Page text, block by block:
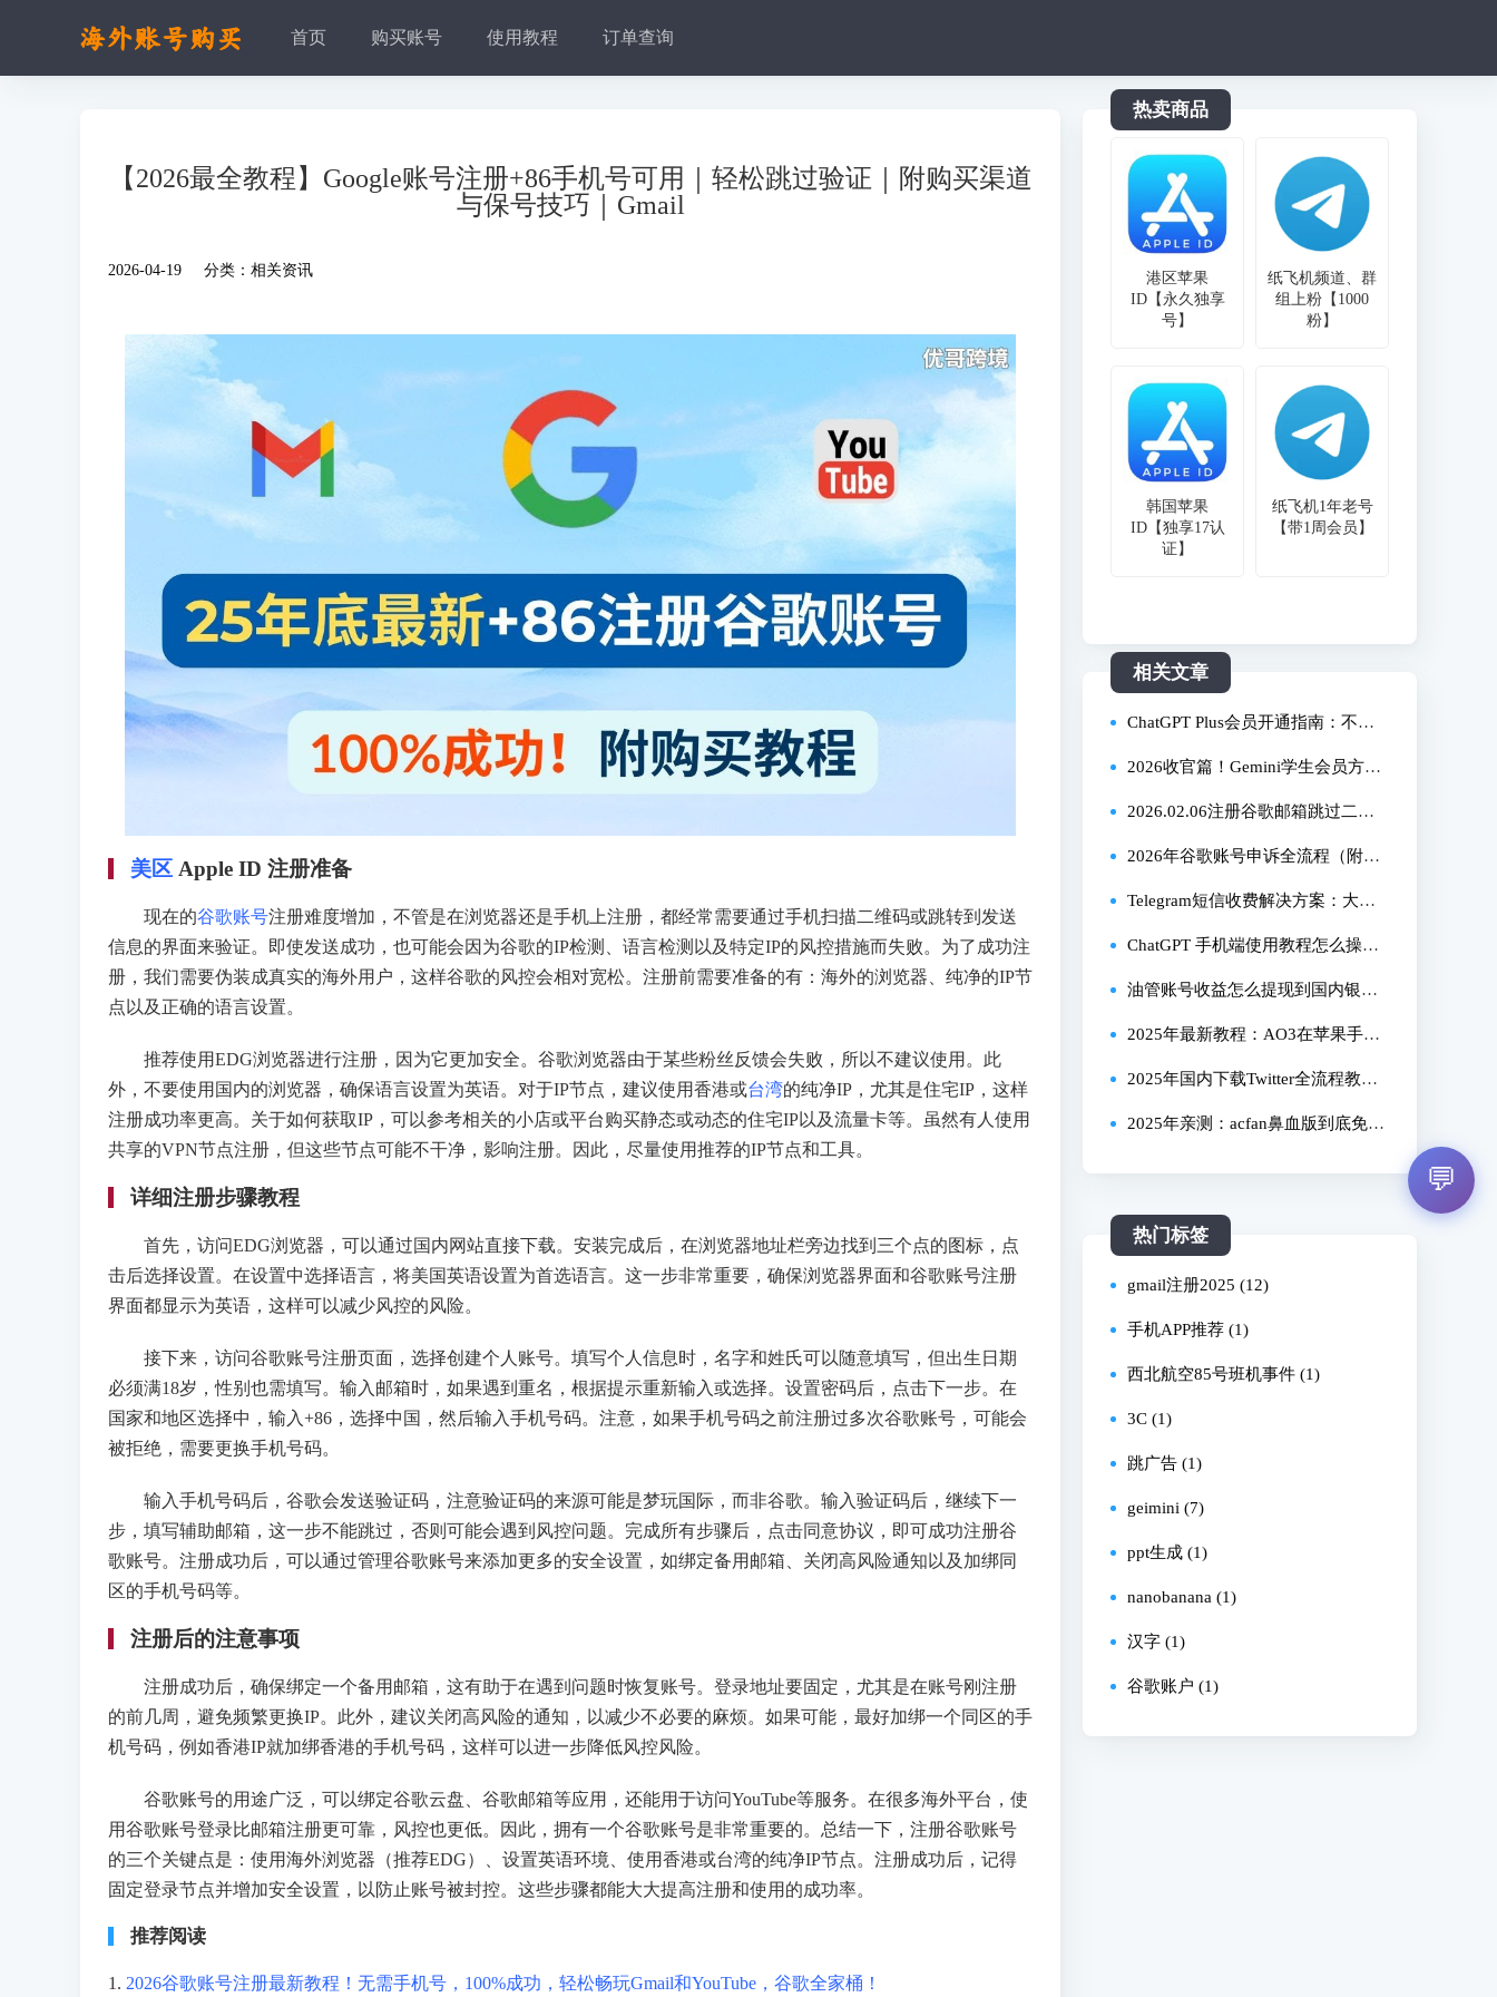
首页 购买账号 使用教程 订单查询
【2026最全教程】Google账号注册+86手机号可用｜轻松跳过验证｜附购买渠道
与保号技巧｜Gmail
2026-04-19 分类： 相关资讯
美区 Apple ID 注册准备
现在的谷歌账号注册难度增加，不管是在浏览器还是手机上注册，都经常需要通过手机扫描二维码或跳转到发送
信息的界面来验证。即使发送成功，也可能会因为谷歌的IP检测、语言检测以及特定IP的风控措施而失败。为了成功注
册，我们需要伪装成真实的海外用户，这样谷歌的风控会相对宽松。注册前需要准备的有：海外的浏览器、纯净的IP节
点以及正确的语言设置。
推荐使用EDG浏览器进行注册，因为它更加安全。谷歌浏览器由于某些粉丝反馈会失败，所以不建议使用。此
外，不要使用国内的浏览器，确保语言设置为英语。对于IP节点，建议使用香港或台湾的纯净IP，尤其是住宅IP，这样
注册成功率更高。关于如何获取IP，可以参考相关的小店或平台购买静态或动态的住宅IP以及流量卡等。虽然有人使用
共享的VPN节点注册，但这些节点可能不干净，影响注册。因此，尽量使用推荐的IP节点和工具。
详细注册步骤教程
首先，访问EDG浏览器，可以通过国内网站直接下载。安装完成后，在浏览器地址栏旁边找到三个点的图标，点
击后选择设置。在设置中选择语言，将美国英语设置为首选语言。这一步非常重要，确保浏览器界面和谷歌账号注册
界面都显示为英语，这样可以减少风控的风险。
接下来，访问谷歌账号注册页面，选择创建个人账号。填写个人信息时，名字和姓氏可以随意填写，但出生日期
必须满18岁，性别也需填写。输入邮箱时，如果遇到重名，根据提示重新输入或选择。设置密码后，点击下一步。在
国家和地区选择中，输入+86，选择中国，然后输入手机号码。注意，如果手机号码之前注册过多次谷歌账号，可能会
被拒绝，需要更换手机号码。
输入手机号码后，谷歌会发送验证码，注意验证码的来源可能是梦玩国际，而非谷歌。输入验证码后，继续下一
步，填写辅助邮箱，这一步不能跳过，否则可能会遇到风控问题。完成所有步骤后，点击同意协议，即可成功注册谷
歌账号。注册成功后，可以通过管理谷歌账号来添加更多的安全设置，如绑定备用邮箱、关闭高风险通知以及加绑同
区的手机号码等。
注册后的注意事项
注册成功后，确保绑定一个备用邮箱，这有助于在遇到问题时恢复账号。登录地址要固定，尤其是在账号刚注册
的前几周，避免频繁更换IP。此外，建议关闭高风险的通知，以减少不必要的麻烦。如果可能，最好加绑一个同区的手
机号码，例如香港IP就加绑香港的手机号码，这样可以进一步降低风控风险。
谷歌账号的用途广泛，可以绑定谷歌云盘、谷歌邮箱等应用，还能用于访问YouTube等服务。在很多海外平台，使
用谷歌账号登录比邮箱注册更可靠，风控也更低。因此，拥有一个谷歌账号是非常重要的。总结一下，注册谷歌账号
的三个关键点是：使用海外浏览器（推荐EDG）、设置英语环境、使用香港或台湾的纯净IP节点。注册成功后，记得
固定登录节点并增加安全设置，以防止账号被封控。这些步骤都能大大提高注册和使用的成功率。
推荐阅读
1. 2026谷歌账号注册最新教程！无需手机号，100%成功，轻松畅玩Gmail和YouTube，谷歌全家桶！
热卖商品
港区苹果
ID【永久独享
号】
纸飞机频道、群
组上粉【1000
粉】
韩国苹果
ID【独享17认
证】
纸飞机1年老号
【带1周会员】
相关文章
ChatGPT Plus会员开通指南：不同
地区Apple ID注册与会员开通方法
详解（以美区为例），避开常见失
败原因，新手一次成功
2026收官篇！Gemini学生会员方法
合集 | 从注册到订阅全流程演示与
总结 | 解决资格账号、学生认证、
绑卡、养号等所有问题
2026.02.06注册谷歌邮箱跳过二维
码与短信验证最新教程！亲测下
号！注册难题解决方案出炉！
2026年谷歌账号申诉全流程（附模
板）！快速找回被封账户！解决号
码验证频繁、尝试失败次数过多等
问题
Telegram短信收费解决方案：大陆
手机号登录注册绕过付费提示详细
教程
ChatGPT 手机端使用教程怎么操
作，ChatGPT 写文案使用教程详细
步骤？
油管账号收益怎么提现到国内银行
卡？新手还需知道哪些收益关键问
题？
2025年最新教程：AO3在苹果手机
上到底怎么用？亲测有效！
2025年国内下载Twitter全流程教
程：亲测可用，小白10分钟搞定！
2025年亲测：acfan鼻血版到底免费
热门标签
gmail注册2025 (12)
手机APP推荐 (1)
西北航空85号班机事件 (1)
3C (1)
跳广告 (1)
geimini (7)
ppt生成 (1)
nanobanana (1)
汉字 (1)
谷歌账户 (1)
💬